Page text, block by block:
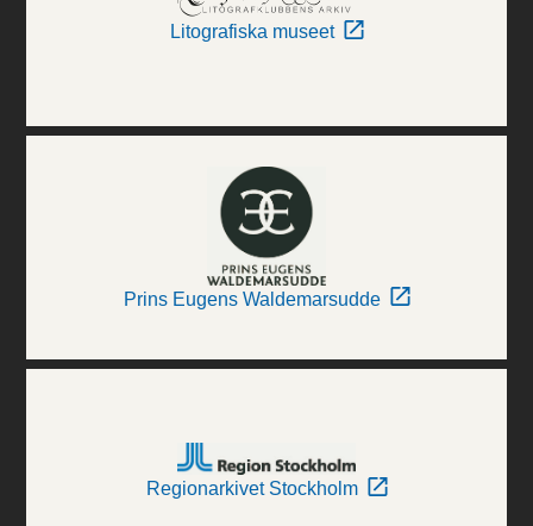
Litografiska museet
Prins Eugens Waldemarsudde
Regionarkivet Stockholm